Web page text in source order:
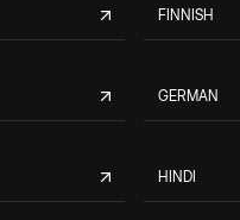
FINNISH
GERMAN
HINDI